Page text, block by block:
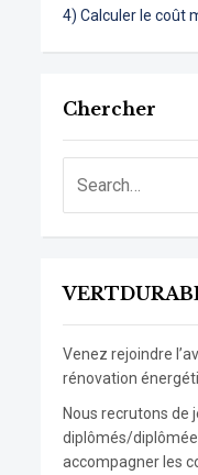
4) Calculer le coût
Chercher
Venez rejoindre
rénovation
Nous recrutons de
diplômés/
accompagner les